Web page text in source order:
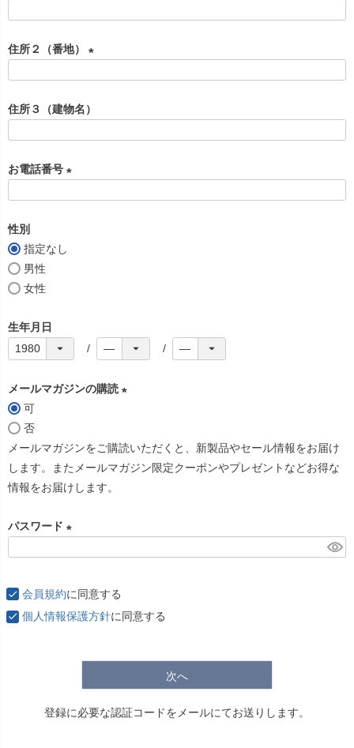
住所２（番地）
須
住所３（建物名）
お電話番号
性別
指定なし
男性
女性
生年月日
メールマガジンの購読
須
)
可
否
メールマガジンをご購読いただくと、新製品やセール情報をお届け
します。またメールマガジン限定クーポンやプレゼントなどお得な
情報をお届けします。
パスワード
須
)
会員規約に同意する
個人情報保護方針に同意する
次へ
登録に必要な認証コードをメールにてお送りします。